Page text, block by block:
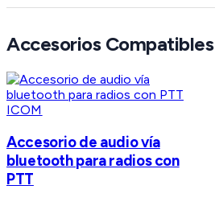
Accesorios Compatibles
ICOM
Accesorio de audio vía
bluetooth para radios con
PTT